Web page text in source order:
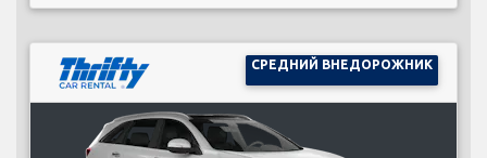
СРЕДНИЙ ВНЕДОРОЖНИК